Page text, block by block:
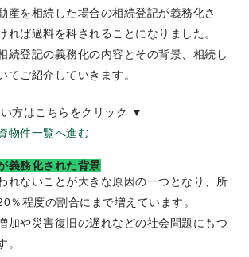
産を相続した場合の相続登記が義務化さ
れば過料を科されることになりました。
続登記の義務化の内容とその背景、相続し
てご紹介していきます。
方はこちらをクリック ▼
物件一覧へ進む
義務化された背景
れないことが大きな原因の一つとなり、所
％程度の割合にまで増えています。
加や災害復旧の遅れなどの社会問題にもつ
。